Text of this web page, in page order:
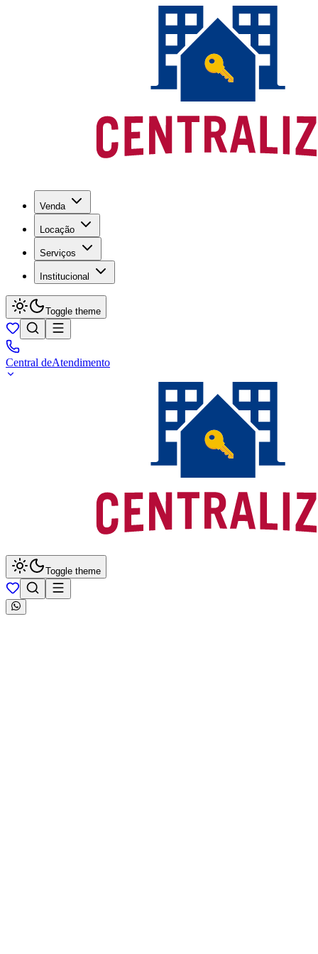
Venda
Locação
Serviços
Institucional
Toggle theme
Central deAtendimento
Toggle theme